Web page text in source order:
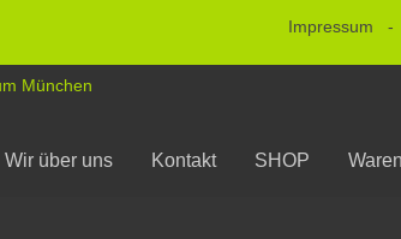
Impressum -
Wir über uns Kontakt SHOP